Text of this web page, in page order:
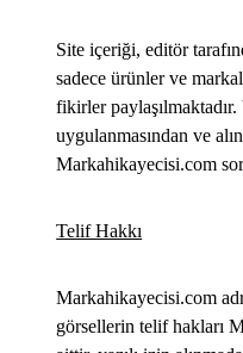
Site içeriği, editör
sadece ürünler ve
fikirler
uygulanmasından ve
Markahikayecisi.com
Telif Hakkı
Markahikayecisi.com
görsellerin telif hakları